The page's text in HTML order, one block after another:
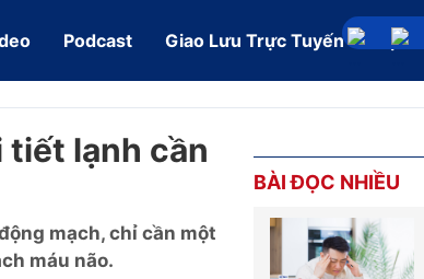
Podcast Giao Lưu Trực Tuyến Địa chỉ
lạnh cần
mạch, chỉ cần một
máu não.
BÀI ĐỌC NHIỀU